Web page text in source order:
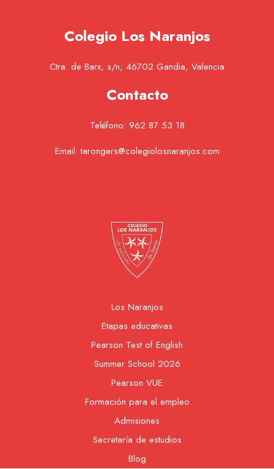
Colegio Los Naranjos
Ctra. de Barx, s/n, 46702 Gandia, Valencia
Contacto
Teléfono: 962 87 53 18
Email:tarongers@colegiolosnaranjos.com
Los Naranjos
Etapas educativas
Pearson Test of English
Summer School 2026
Pearson VUE
Formación para el empleo
Admisiones
Secretaría de estudios
Blog